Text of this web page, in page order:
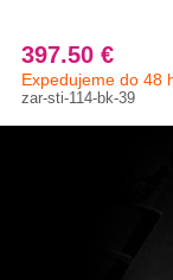
397.50 €
Expedujeme do 48
zar-sti-114-bk-39